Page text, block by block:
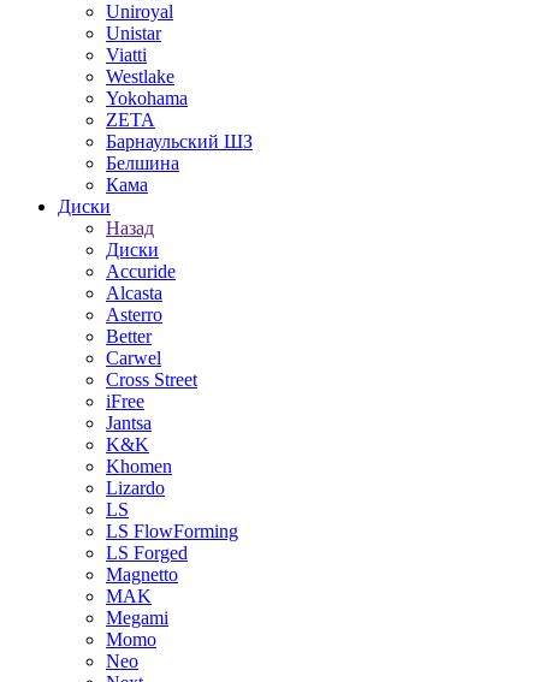
Uniroyal
Unistar
Viatti
Westlake
Yokohama
ZETA
Барнаульский ШЗ
Белшина
Кама
Диски
Назад
Диски
Accuride
Alcasta
Asterro
Better
Carwel
Cross Street
iFree
Jantsa
K&K
Khomen
Lizardo
LS
LS FlowForming
LS Forged
Magnetto
MAK
Megami
Momo
Neo